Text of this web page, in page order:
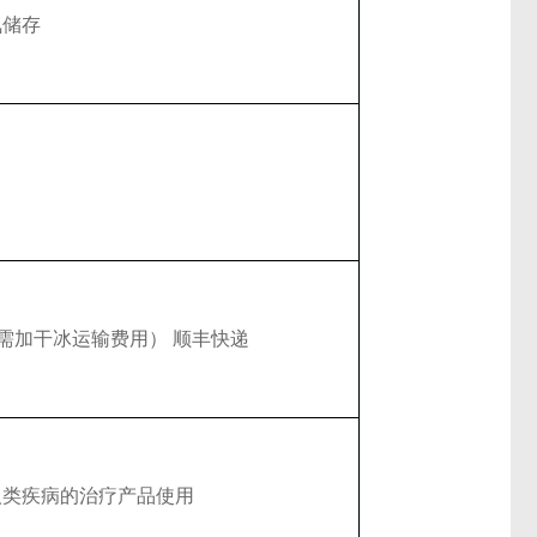
存
加干冰运输费用） 顺丰快递
疾病的治疗产品使用